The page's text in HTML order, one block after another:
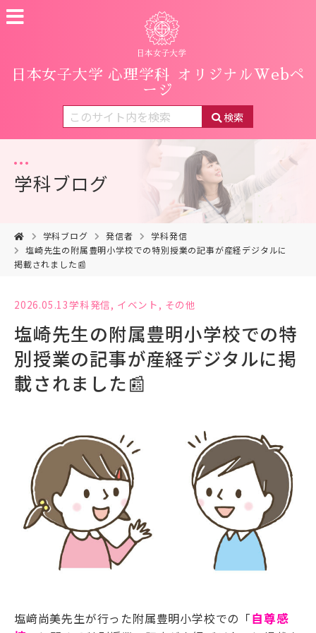
日本女子大学 心理学科
オリジナルWebペ
ージ
検索
学科ブログ
学科ブログ 発信者
学科発信
塩崎先生の附属豊明小学校での特別授業の記事が産経デジタルに
掲載されました📰
2026.05.13学科発信, イベント , その他
塩崎先生の附属豊明小学校での特
別授業の記事が産経デジタルに掲
載されました📰
塩﨑尚美先生が行った附属豊明小学校での「自尊感